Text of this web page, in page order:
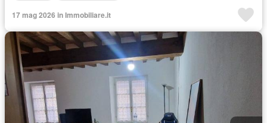
17 mag 2026 in Immobiliare.it